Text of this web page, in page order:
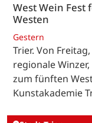
West Wein
Westen
Gestern
Trier. Von
regionale
zum fünften
Kunstakademie